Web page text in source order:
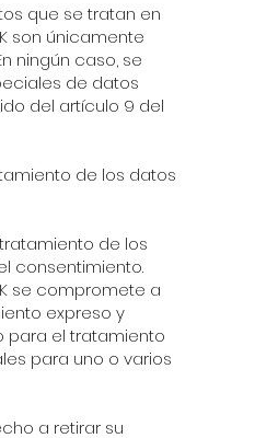
que se tratan en
son únicamente
ningún caso, se
de datos
del artículo 9 del
de los datos
de los
consentimiento.
se compromete a
expreso y
para el tratamiento
para uno o varios
a retirar su